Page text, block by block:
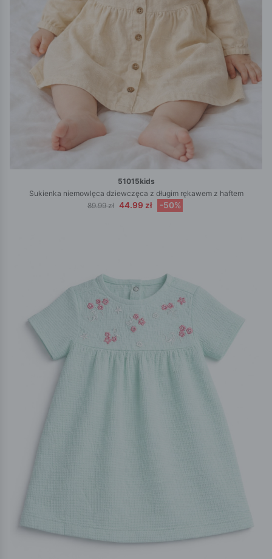
51015kids
Sukienka niemowlęca dziewczęca z długim rękawem z haftem
89.99 zł 44.99 zł -50%